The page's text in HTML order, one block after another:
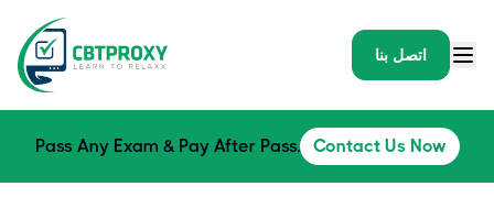
اتصل بنا
Pass Any Exam & Pay After Pass. Contact Us Now